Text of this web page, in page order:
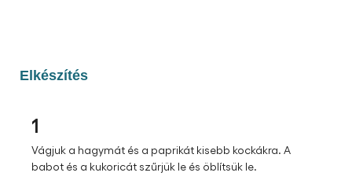
Elkészítés
1
Vágjuk a hagymát és a paprikát kisebb kockákra. A
babot és a kukoricát szűrjük le és öblítsük le.